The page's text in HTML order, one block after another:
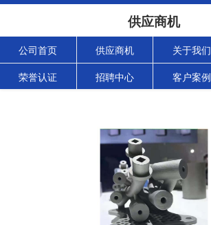
供应商机
公司首页 供应商机 关于我们
荣誉认证 招聘中心 客户案例